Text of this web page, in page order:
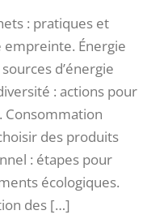
: pratiques et
Énergie
d’énergie
: actions pour
Consommation
des produits
: étapes pour
écologiques.
des […]